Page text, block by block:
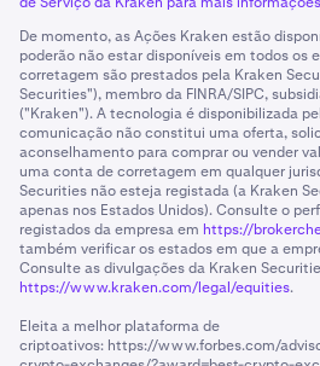
De momento, as Ações Kraken estão
poderão não estar disponíveis em todos os
corretagem são prestados pela Kraken
Securities"), membro da FINRA/SIPC,
("Kraken"). A tecnologia é disponibilizada
comunicação não constitui uma oferta,
aconselhamento para comprar ou vender
uma conta de corretagem em qualquer
Securities não esteja registada (a Kraken
apenas nos Estados Unidos). Consulte o
registados da empresa em https://
também verificar os estados em que a
Consulte as divulgações da Kraken
https://www.kraken.com/legal/equities.
Eleita a melhor plataforma de
criptoativos: https://www.forbes.com/